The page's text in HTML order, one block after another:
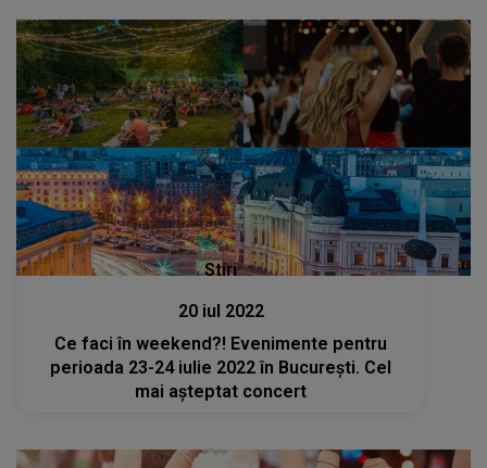
Stiri
20 iul 2022
Ce faci în weekend?! Evenimente pentru
perioada 23-24 iulie 2022 în București. Cel
mai aşteptat concert